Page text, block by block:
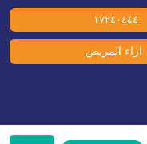
١٧٢٤٠٤٤٤
اراء المريض